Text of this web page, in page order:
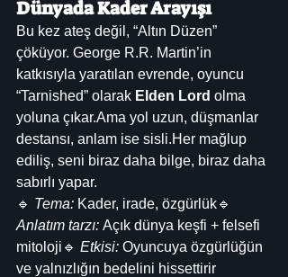
Dünyada Kader Arayışı
Bu kez ateş değil, “Altın Düzen”
çöküyor. George R.R. Martin’in
katkısıyla yaratılan evrende, oyuncu
“Tarnished” olarak Elden Lord olma
yoluna çıkar.Ama yol uzun, düşmanlar
destansı, anlam ise sisli.Her mağlup
ediliş, seni biraz daha bilge, biraz daha
sabırlı yapar.
🔹 Tema: Kader, irade, özgürlük🔹
Anlatım tarzı: Açık dünya keşfi + felsefi
mitoloji🔹 Etkisi: Oyuncuya özgürlüğün
ve yalnızlığın bedelini hissettirir